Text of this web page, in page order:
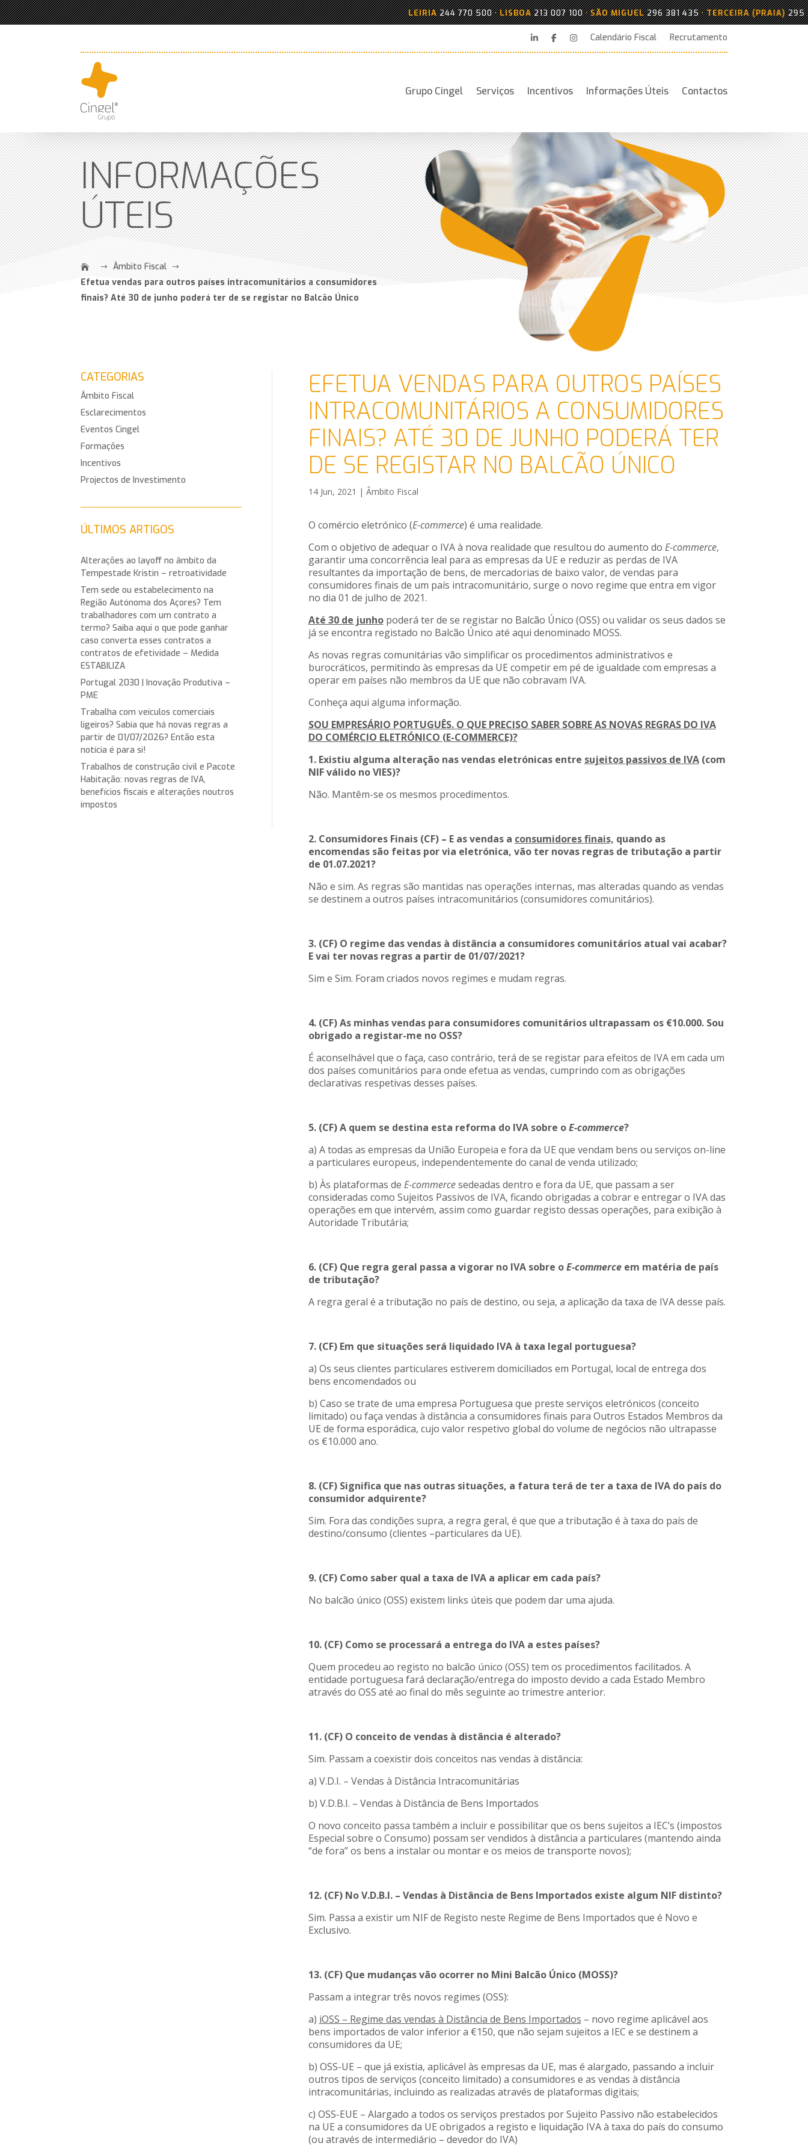
LEIRIA 244 770 500•LISBOA 213 007 100•SÃO MIGUEL 296 381 435•TERCEIRA (PRAIA) 295 543 193
Calendário Fiscal Recrutamento
Grupo Cingel Serviços Incentivos Informações Úteis Contactos
INFORMAÇÕES
ÚTEIS
$ Âmbito Fiscal $
Efetua vendas para outros países intracomunitários a consumidores
finais? Até 30 de junho poderá ter de se registar no Balcão Único
CATEGORIAS
Âmbito Fiscal
Esclarecimentos
Eventos Cingel
Formações
Incentivos
Projectos de Investimento
ÚLTIMOS ARTIGOS
Alterações ao layoff no âmbito da
Tempestade Kristin – retroatividade
Tem sede ou estabelecimento na
Região Autónoma dos Açores? Tem
trabalhadores com um contrato a
termo? Saiba aqui o que pode ganhar
caso converta esses contratos a
contratos de efetividade – Medida
ESTABILIZA
Portugal 2030 | Inovação Produtiva –
PME
Trabalha com veículos comerciais
ligeiros? Sabia que há novas regras a
partir de 01/07/2026? Então esta
notícia é para si!
Trabalhos de construção civil e Pacote
Habitação: novas regras de IVA,
benefícios fiscais e alterações noutros
impostos
EFETUA VENDAS PARA OUTROS PAÍSES
INTRACOMUNITÁRIOS A CONSUMIDORES
FINAIS? ATÉ 30 DE JUNHO PODERÁ TER
DE SE REGISTAR NO BALCÃO ÚNICO
14 Jun, 2021 | Âmbito Fiscal
O comércio eletrónico (E-commerce) é uma realidade.
Com o objetivo de adequar o IVA à nova realidade que resultou do aumento do E-commerce,
garantir uma concorrência leal para as empresas da UE e reduzir as perdas de IVA
resultantes da importação de bens, de mercadorias de baixo valor, de vendas para
consumidores finais de um país intracomunitário, surge o novo regime que entra em vigor
no dia 01 de julho de 2021.
Até 30 de junhopoderá ter de se registar no Balcão Único (OSS) ou validar os seus dados se
já se encontra registado no Balcão Único até aqui denominado MOSS.
As novas regras comunitárias vão simplificar os procedimentos administrativos e
burocráticos, permitindo às empresas da UE competir em pé de igualdade com empresas a
operar em países não membros da UE que não cobravam IVA.
Conheça aqui alguma informação.
SOU EMPRESÁRIO PORTUGUÊS. O QUE PRECISO SABER SOBRE AS NOVAS REGRAS DO IVA
DO COMÉRCIO ELETRÓNICO (E-COMMERCE)?
1. Existiu alguma alteração nas vendas eletrónicas entre sujeitos passivos de IVA(com
NIF válido no VIES)?
Não. Mantêm-se os mesmos procedimentos.
2. Consumidores Finais (CF) – E as vendas a consumidores finais, quando as
encomendas são feitas por via eletrónica, vão ter novas regras de tributação a partir
de 01.07.2021?
Não e sim. As regras são mantidas nas operações internas, mas alteradas quando as vendas
se destinem a outros países intracomunitários (consumidores comunitários).
3. (CF) O regime das vendas à distância a consumidores comunitários atual vai acabar?
E vai ter novas regras a partir de 01/07/2021?
Sim e Sim. Foram criados novos regimes e mudam regras.
4. (CF) As minhas vendas para consumidores comunitários ultrapassam os €10.000. Sou
obrigado a registar-me no OSS?
É aconselhável que o faça, caso contrário, terá de se registar para efeitos de IVA em cada um
dos países comunitários para onde efetua as vendas, cumprindo com as obrigações
declarativas respetivas desses países.
5. (CF) A quem se destina esta reforma do IVA sobre oE-commerce?
a) A todas as empresas da União Europeia e fora da UE que vendam bens ou serviços on-line
a particulares europeus, independentemente do canal de venda utilizado;
b) Às plataformas de E-commercesedeadas dentro e fora da UE, que passam a ser
consideradas como Sujeitos Passivos de IVA, ficando obrigadas a cobrar e entregar o IVA das
operações em que intervém, assim como guardar registo dessas operações, para exibição à
Autoridade Tributária;
6. (CF) Que regra geral passa a vigorar no IVA sobre oE-commerceem matéria de país
de tributação?
A regra geral é a tributação no país de destino, ou seja, a aplicação da taxa de IVA desse país.
7. (CF) Em que situações será liquidado IVA à taxa legal portuguesa?
a) Os seus clientes particulares estiverem domiciliados em Portugal, local de entrega dos
bens encomendados ou
b) Caso se trate de uma empresa Portuguesa que preste serviços eletrónicos (conceito
limitado) ou faça vendas à distância a consumidores finais para Outros Estados Membros da
UE de forma esporádica, cujo valor respetivo global do volume de negócios não ultrapasse
os €10.000 ano.
8. (CF) Significa que nas outras situações, a fatura terá de ter a taxa de IVA do país do
consumidor adquirente?
Sim. Fora das condições supra, a regra geral, é que que a tributação é à taxa do país de
destino/consumo (clientes –particulares da UE).
9. (CF) Como saber qual a taxa de IVA a aplicar em cada país?
No balcão único (OSS) existem links úteis que podem dar uma ajuda.
10. (CF) Como se processará a entrega do IVA a estes países?
Quem procedeu ao registo no balcão único (OSS) tem os procedimentos facilitados. A
entidade portuguesa fará declaração/entrega do imposto devido a cada Estado Membro
através do OSS até ao final do mês seguinte ao trimestre anterior.
11. (CF) O conceito de vendas à distância é alterado?
Sim. Passam a coexistir dois conceitos nas vendas à distância:
a) V.D.I. – Vendas à Distância Intracomunitárias
b) V.D.B.I. – Vendas à Distância de Bens Importados
O novo conceito passa também a incluir e possibilitar que os bens sujeitos a IEC’s (impostos
Especial sobre o Consumo) possam ser vendidos à distância a particulares (mantendo ainda
“de fora” os bens a instalar ou montar e os meios de transporte novos);
12. (CF) No V.D.B.I. – Vendas à Distância de Bens Importados existe algum NIF distinto?
Sim. Passa a existir um NIF de Registo neste Regime de Bens Importados que é Novo e
Exclusivo.
13. (CF) Que mudanças vão ocorrer no Mini Balcão Único (MOSS)?
Passam a integrar três novos regimes (OSS):
a) iOSS – Regime das vendas à Distância de Bens Importados – novo regime aplicável aos
bens importados de valor inferior a €150, que não sejam sujeitos a IEC e se destinem a
consumidores da UE;
b) OSS-UE – que já existia, aplicável às empresas da UE, mas é alargado, passando a incluir
outros tipos de serviços (conceito limitado) a consumidores e as vendas à distância
intracomunitárias, incluindo as realizadas através de plataformas digitais;
c) OSS-EUE – Alargado a todos os serviços prestados por Sujeito Passivo não estabelecidos
na UE a consumidores da UE obrigados a registo e liquidação IVA à taxa do país do consumo
(ou através de intermediário – devedor do IVA)